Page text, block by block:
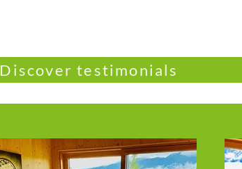
Discover testimonials